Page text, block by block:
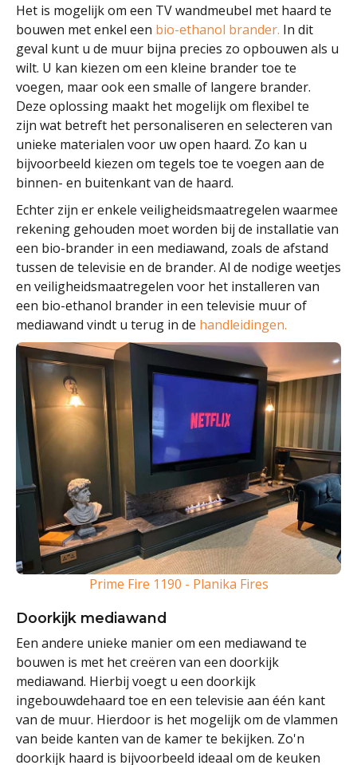
Het is mogelijk om een TV wandmeubel met haard te
bouwen met enkel een bio-ethanol brander. In dit
geval kunt u de muur bijna precies zo opbouwen als u
wilt. U kan kiezen om een kleine brander toe te
voegen, maar ook een smalle of langere brander.
Deze oplossing maakt het mogelijk om flexibel te
zijn wat betreft het personaliseren en selecteren van
unieke materialen voor uw open haard. Zo kan u
bijvoorbeeld kiezen om tegels toe te voegen aan de
binnen- en buitenkant van de haard.
Echter zijn er enkele veiligheidsmaatregelen waarmee
rekening gehouden moet worden bij de installatie van
een bio-brander in een mediawand, zoals de afstand
tussen de televisie en de brander. Al de nodige weetjes
en veiligheidsmaatregelen voor het installeren van
een bio-ethanol brander in een televisie muur of
mediawand vindt u terug in de handleidingen.
Prime Fire 1190 - Planika Fires
Doorkijk mediawand
Een andere unieke manier om een mediawand te
bouwen is met het creëren van een doorkijk
mediawand. Hierbij voegt u een doorkijk
ingebouwdehaard toe en een televisie aan één kant
van de muur. Hierdoor is het mogelijk om de vlammen
van beide kanten van de kamer te bekijken. Zo'n
doorkijk haard is bijvoorbeeld ideaal om de keuken